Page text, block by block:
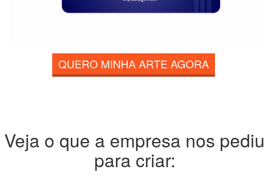
QUERO MINHA ARTE AGORA
Veja o que a empresa nos pediu
para criar: